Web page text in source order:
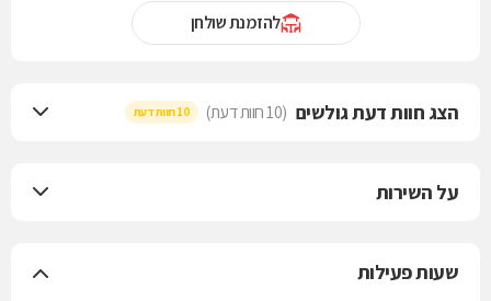
להזמנת שולחן
הצג חוות דעת גולשים (10 חוות דעת) 10 חוות דעת
על השירות
שעות פעילות